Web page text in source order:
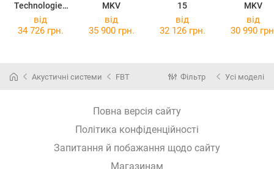
Technologies
LVX 8
MKV
15
MKV
від
34 726 грн.
від
35 900 грн.
від
32 126 грн.
від
30 990
Акустичні системи FBT Фільтр Усі моделі
Повна версія сайту
Політика конфіденційності
Запитання й побажання щодо сайту
Магазинам